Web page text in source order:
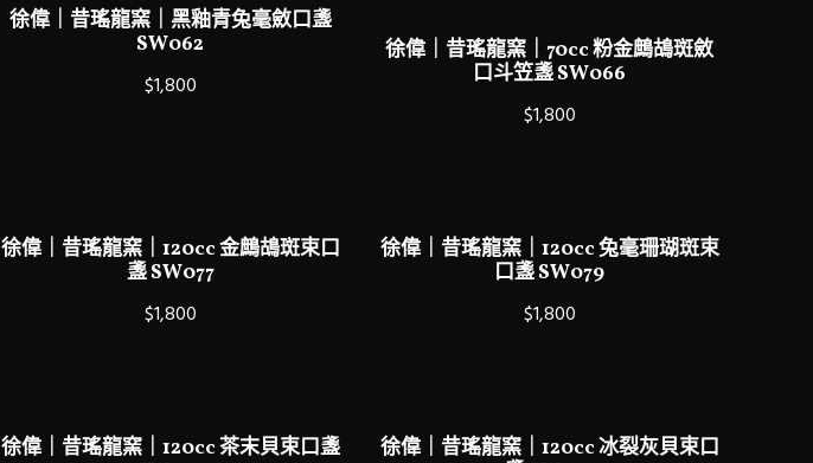
徐偉｜昔瑤龍窯｜黑釉青兔毫斂口盞
SW062
$1,800
徐偉｜昔瑤龍窯｜70cc 粉金鷓鴣斑斂
口斗笠盞 SW066
$1,800
徐偉｜昔瑤龍窯｜120cc 金鷓鴣斑束口
盞 SW077
$1,800
徐偉｜昔瑤龍窯｜120cc 兔毫珊瑚斑束
口盞 SW079
$1,800
徐偉｜昔瑤龍窯｜120cc 茶末貝束口盞
徐偉｜昔瑤龍窯｜120cc 冰裂灰貝束口